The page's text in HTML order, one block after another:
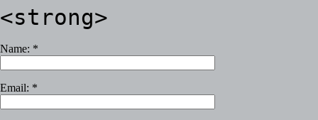
<strong>
Name: *
Email: *